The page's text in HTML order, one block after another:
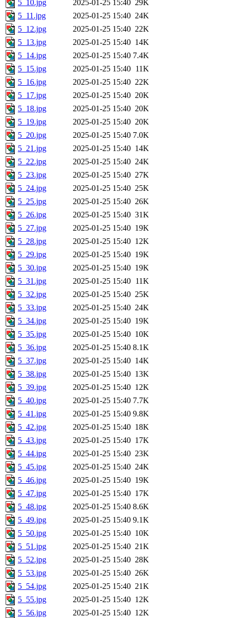
5_10.jpg
2025-01-25 15:40 29K
5_11.jpg
2025-01-25 15:40 24K
5_12.jpg
2025-01-25 15:40 22K
5_13.jpg
2025-01-25 15:40 14K
5_14.jpg
2025-01-25 15:40 7.4K
5_15.jpg
2025-01-25 15:40 11K
5_16.jpg
2025-01-25 15:40 22K
5_17.jpg
2025-01-25 15:40 20K
5_18.jpg
2025-01-25 15:40 20K
5_19.jpg
2025-01-25 15:40 20K
5_20.jpg
2025-01-25 15:40 7.0K
5_21.jpg
2025-01-25 15:40 14K
5_22.jpg
2025-01-25 15:40 24K
5_23.jpg
2025-01-25 15:40 27K
5_24.jpg
2025-01-25 15:40 25K
5_25.jpg
2025-01-25 15:40 26K
5_26.jpg
2025-01-25 15:40 31K
5_27.jpg
2025-01-25 15:40 19K
5_28.jpg
2025-01-25 15:40 12K
5_29.jpg
2025-01-25 15:40 19K
5_30.jpg
2025-01-25 15:40 19K
5_31.jpg
2025-01-25 15:40 11K
5_32.jpg
2025-01-25 15:40 25K
5_33.jpg
2025-01-25 15:40 24K
5_34.jpg
2025-01-25 15:40 19K
5_35.jpg
2025-01-25 15:40 10K
5_36.jpg
2025-01-25 15:40 8.1K
5_37.jpg
2025-01-25 15:40 14K
5_38.jpg
2025-01-25 15:40 13K
5_39.jpg
2025-01-25 15:40 12K
5_40.jpg
2025-01-25 15:40 7.7K
5_41.jpg
2025-01-25 15:40 9.8K
5_42.jpg
2025-01-25 15:40 18K
5_43.jpg
2025-01-25 15:40 17K
5_44.jpg
2025-01-25 15:40 23K
5_45.jpg
2025-01-25 15:40 24K
5_46.jpg
2025-01-25 15:40 19K
5_47.jpg
2025-01-25 15:40 17K
5_48.jpg
2025-01-25 15:40 8.6K
5_49.jpg
2025-01-25 15:40 9.1K
5_50.jpg
2025-01-25 15:40 10K
5_51.jpg
2025-01-25 15:40 21K
5_52.jpg
2025-01-25 15:40 28K
5_53.jpg
2025-01-25 15:40 26K
5_54.jpg
2025-01-25 15:40 21K
5_55.jpg
2025-01-25 15:40 12K
5_56.jpg
2025-01-25 15:40 12K